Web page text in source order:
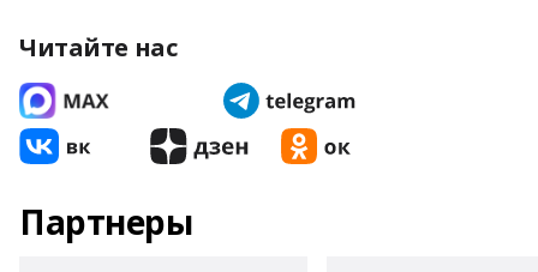
Читайте нас
Партнеры